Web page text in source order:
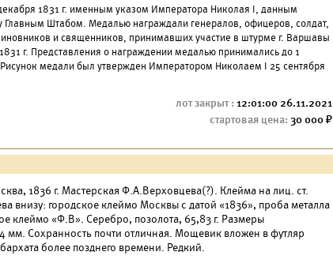
1831 г. именным указом Императора Николая I, данным
Штабом. Медалью награждали генералов, офицеров, солдат,
и священников, принимавших участие в штурме г. Варшавы
г. Представления о награждении медалью принимались до 1
медали был утвержден Императором Николаем I 25 сентября
12:01:00 26.11.2021
30 000
1836 г. Мастерская Ф.А.Верховцева(?). Клейма на лиц. ст.
внизу: городское клеймо Москвы с датой «1836», проба металла
клеймо «Ф.В». Серебро, позолота, 65,83 г. Размеры
мм. Сохранность почти отличная. Мощевик вложен в футляр
более позднего времени. Редкий.